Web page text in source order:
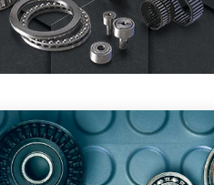
Bán kính góc lượn tối đa
góc lượn tối thiểu
kính vai tối đa OR
kính vai tối thiểu IR